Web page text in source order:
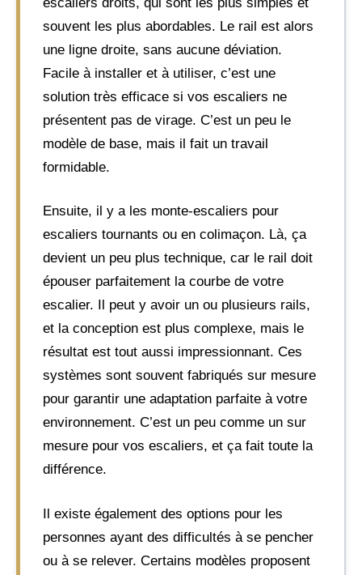
souvent les plus abordables. Le rail est alors
une ligne droite, sans aucune déviation.
Facile à installer et à utiliser, c’est une
solution très efficace si vos escaliers ne
présentent pas de virage. C’est un peu le
modèle de base, mais il fait un travail
formidable.
Ensuite, il y a les monte-escaliers pour
escaliers tournants ou en colimaçon. Là, ça
devient un peu plus technique, car le rail doit
épouser parfaitement la courbe de votre
escalier. Il peut y avoir un ou plusieurs rails,
et la conception est plus complexe, mais le
résultat est tout aussi impressionnant. Ces
systèmes sont souvent fabriqués sur mesure
pour garantir une adaptation parfaite à votre
environnement. C’est un peu comme un sur
mesure pour vos escaliers, et ça fait toute la
différence.
Il existe également des options pour les
personnes ayant des difficultés à se pencher
ou à se relever. Certains modèles proposent